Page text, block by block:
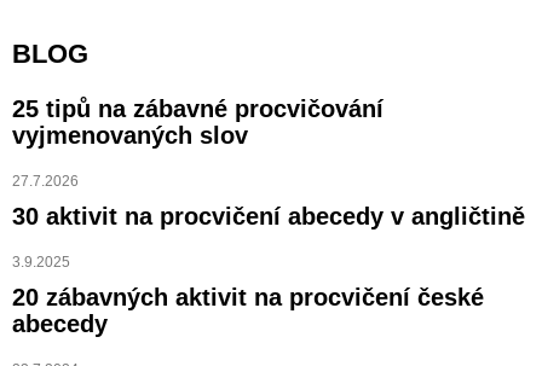
BLOG
25 tipů na zábavné procvičování
vyjmenovaných slov
27.7.2026
30 aktivit na procvičení abecedy v angličtině
3.9.2025
20 zábavných aktivit na procvičení české
abecedy